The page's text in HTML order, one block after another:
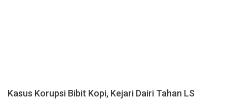
Kasus Korupsi Bibit Kopi, Kejari Dairi Tahan LS